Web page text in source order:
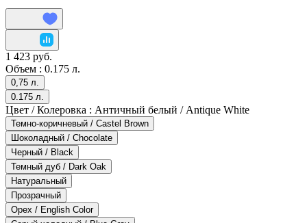
1 423 руб.
Объем : 0.175 л.
0,75 л.
0.175 л.
Цвет / Колеровка : Античный белый / Antique White
Темно-коричневый / Castel Brown
Шоколадный / Chocolate
Черный / Black
Темный дуб / Dark Oak
Натуральный
Прозрачный
Орех / English Color